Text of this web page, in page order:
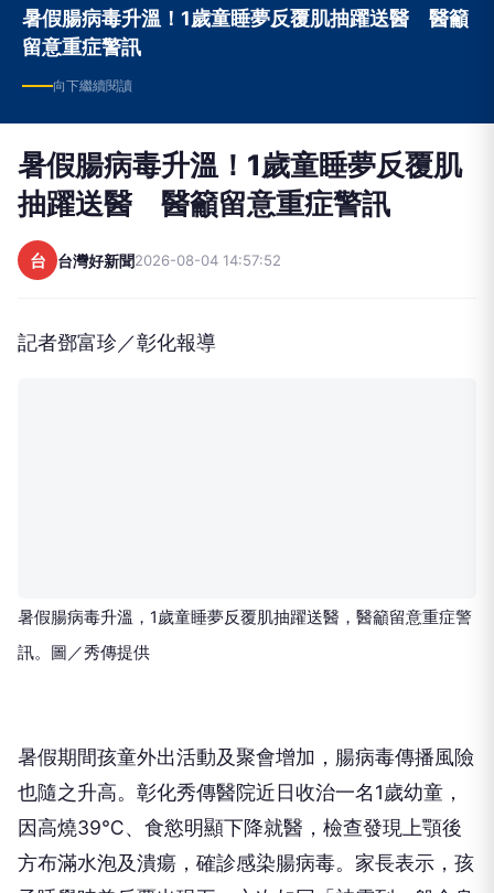
暑假腸病毒升溫！1歲童睡夢反覆肌抽躍送醫 醫籲
留意重症警訊
向下繼續閱讀
暑假腸病毒升溫！1歲童睡夢反覆肌
抽躍送醫 醫籲留意重症警訊
台 台灣好新聞2026-08-04 14:57:52
記者鄧富珍／彰化報導
暑假期間孩童外出活動及聚會增加，腸病毒傳播風險